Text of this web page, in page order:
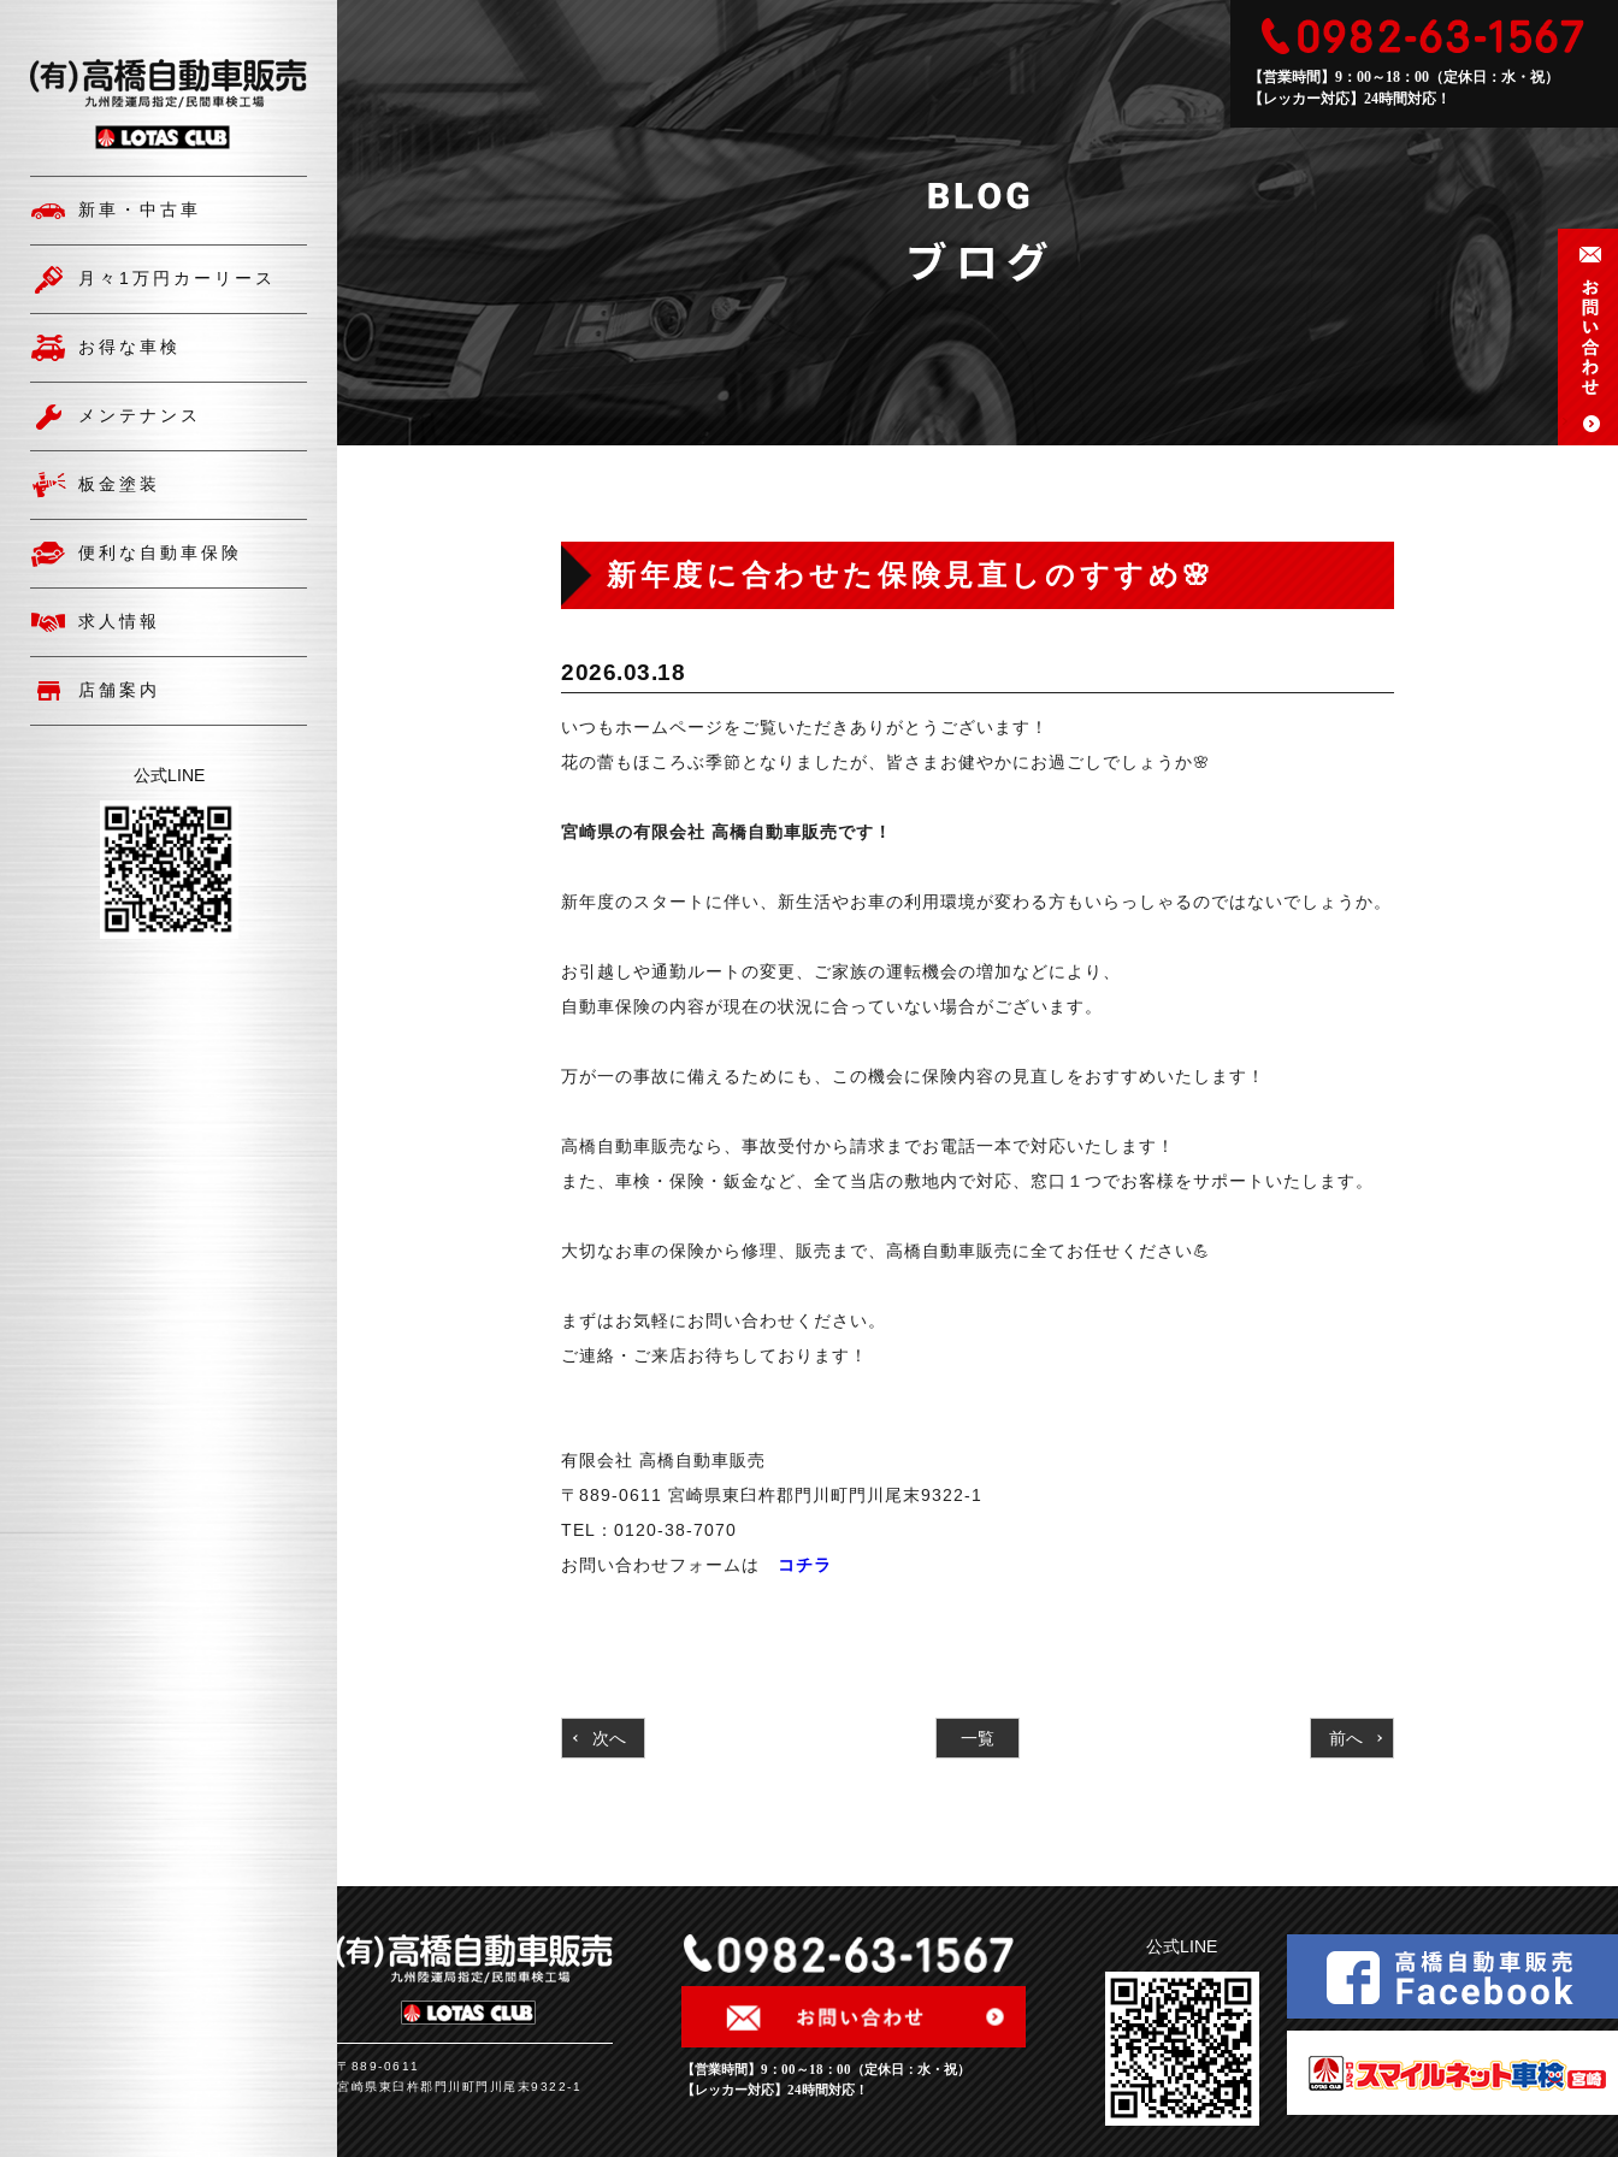
新車・中古車
月々1万円カーリース
お得な車検
メンテナンス
板金塗装
便利な自動車保険
求人情報
店舗案内
公式LINE
【営業時間】9：00～18：00（定休日：水・祝）
【レッカー対応】24時間対応！
新年度に合わせた保険見直しのすすめ🌸
2026.03.18
いつもホームページをご覧いただきありがとうございます！
花の蕾もほころぶ季節となりましたが、皆さまお健やかにお過ごしでしょうか🌸
宮崎県の有限会社 高橋自動車販売です！
新年度のスタートに伴い、新生活やお車の利用環境が変わる方もいらっしゃるのではないでしょうか。
お引越しや通勤ルートの変更、ご家族の運転機会の増加などにより、
自動車保険の内容が現在の状況に合っていない場合がございます。
万が一の事故に備えるためにも、この機会に保険内容の見直しをおすすめいたします！
高橋自動車販売なら、事故受付から請求までお電話一本で対応いたします！
また、車検・保険・鈑金など、全て当店の敷地内で対応、窓口１つでお客様をサポートいたします。
大切なお車の保険から修理、販売まで、高橋自動車販売に全てお任せください💪
まずはお気軽にお問い合わせください。
ご連絡・ご来店お待ちしております！
有限会社 高橋自動車販売
〒889-0611 宮崎県東臼杵郡門川町門川尾末9322-1
TEL：0120-38-7070
お問い合わせフォームは
コチラ
次へ 前へ
一覧
〒889-0611
宮崎県東臼杵郡門川町門川尾末9322-1
【営業時間】9：00～18：00（定休日：水・祝）
【レッカー対応】24時間対応！
公式LINE